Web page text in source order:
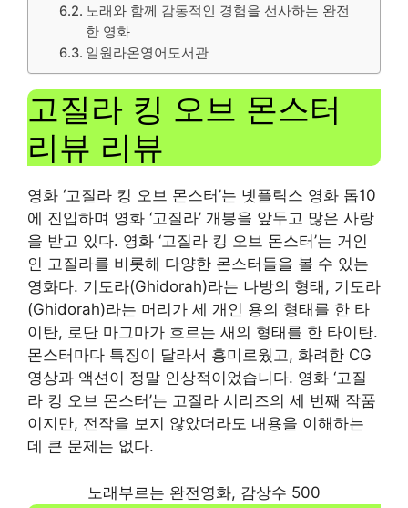
노래와 함께 감동적인 경험을 선사하는 완전
한 영화
일원라온영어도서관
고질라 킹 오브 몬스터
리뷰 리뷰
영화 ‘고질라 킹 오브 몬스터’는 넷플릭스 영화 톱10
에 진입하며 영화 ‘고질라’ 개봉을 앞두고 많은 사랑
을 받고 있다. 영화 ‘고질라 킹 오브 몬스터’는 거인
인 고질라를 비롯해 다양한 몬스터들을 볼 수 있는
영화다. 기도라(Ghidorah)라는 나방의 형태, 기도라
(Ghidorah)라는 머리가 세 개인 용의 형태를 한 타
이탄, 로단 마그마가 흐르는 새의 형태를 한 타이탄.
몬스터마다 특징이 달라서 흥미로웠고, 화려한 CG
영상과 액션이 정말 인상적이었습니다. 영화 ‘고질
라 킹 오브 몬스터’는 고질라 시리즈의 세 번째 작품
이지만, 전작을 보지 않았더라도 내용을 이해하는
데 큰 문제는 없다.
노래부르는 완전영화, 감상수 500